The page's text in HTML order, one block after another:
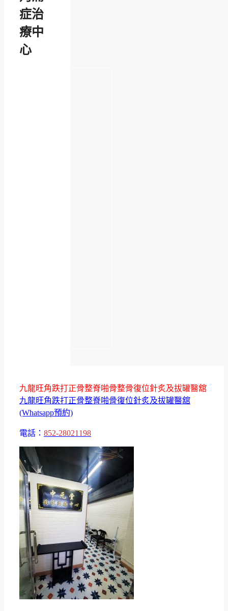
症治
療中
心
九龍旺角跌打正骨整脊啪骨整骨復位針炙及拔罐醫舘
九龍旺角跌打正骨整脊啪骨復位針炙及拔罐醫舘
(Whatsapp預約)
電話： 852-28021198